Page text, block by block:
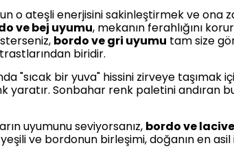
o ateşli enerjisini sakinleştirmek ve ona
ve bej uyumu, mekanın ferahlığını
bordo ve gri uyumu tam size
biridir.
"sıcak bir yuva" hissini zirveye taşımak
yaratır. Sonbahar renk paletini andıran
uyumunu seviyorsanız, bordo ve
ve bordonun birleşimi, doğanın en